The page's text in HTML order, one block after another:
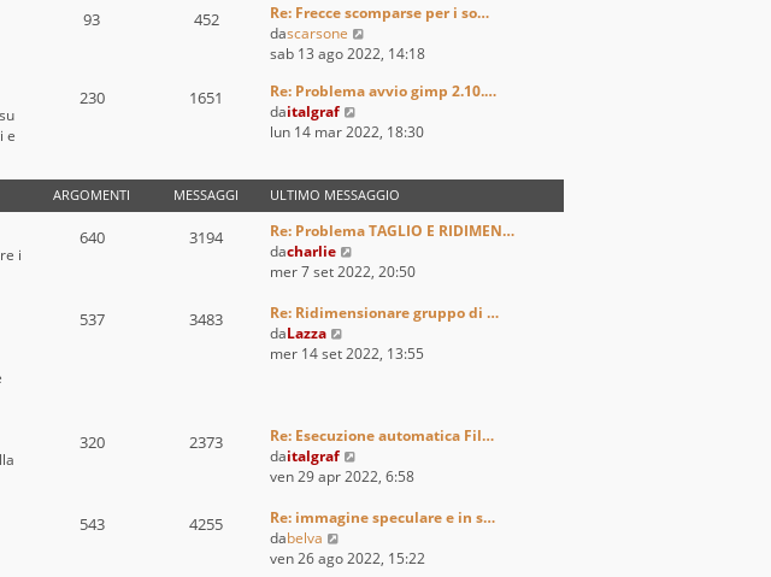
o
m
e
s
a
g
i
o
i
l
i
o
e
s
s
a
g
o
93 452
Re: Frecce scomparse per i so…
dascarsone
e
i
l
i
m
o
m
s
a
g
sab 13 ago 2022, 14:18
e
230 1651
Re: Problema avvio gimp 2.10.…
daitalgraf
e
u
l
t
m
m
s
g
o
lun 14 mar 2022, 18:30
ARGOMENTI MESSAGGI ULTIMO MESSAGGIO
i
640 3194
Re: Problema TAGLIO E RIDIMEN…
dacharlie
e
i
l
o
m
e
s
g
mer 7 set 2022, 20:50
537 3483
Re: Ridimensionare gruppo di …
daLazza
e
l
t
i
o
e
mer 14 set 2022, 13:55
320 2373
Re: Esecuzione automatica Fil…
daitalgraf
e
i
l
ven 29 apr 2022, 6:58
543 4255
Re: immagine speculare e in s…
dabelva
e
ven 26 ago 2022, 15:22